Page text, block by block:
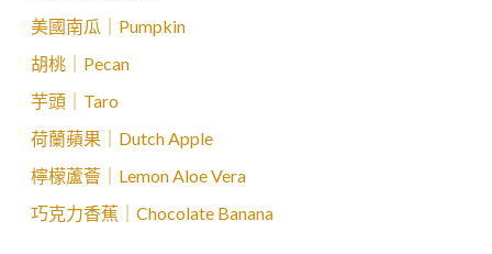
美國南瓜｜Pumpkin
胡桃｜Pecan
芋頭｜Taro
荷蘭蘋果｜Dutch Apple
檸檬蘆薈｜Lemon Aloe Vera
巧克力香蕉｜Chocolate Banana